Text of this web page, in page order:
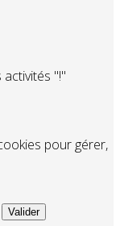
"!"
pour gérer,
Valider